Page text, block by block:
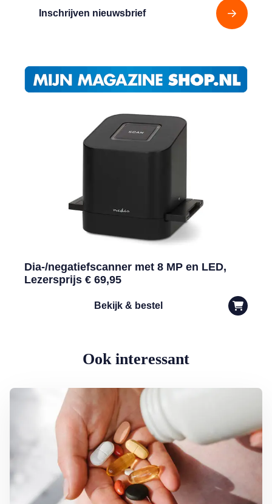
Inschrijven nieuwsbrief
Dia-/negatiefscanner met 8 MP en LED,
Lezersprijs € 69,95
Bekijk & bestel
Ook interessant
Lees meer over Supplementen nemen: zin of onzin?